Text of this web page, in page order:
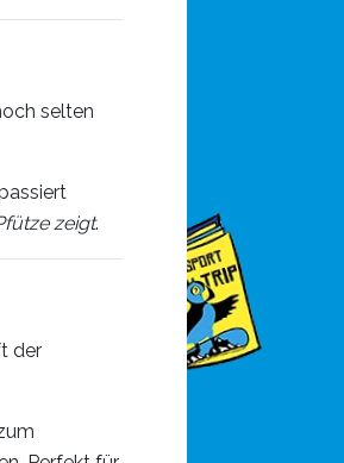
selten
zeigt.
der